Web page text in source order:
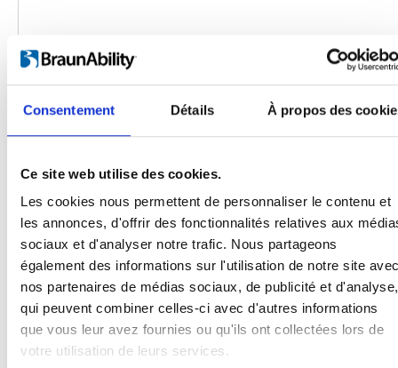
Consentement Détails À propos des
Ce site web utilise des cookies.
Les cookies nous permettent de personnaliser le contenu et
les annonces, d'offrir des fonctionnalités relatives aux
sociaux et d'analyser notre trafic. Nous partageons
également des informations sur l'utilisation de notre site
nos partenaires de médias sociaux, de publicité et d'analyse,
qui peuvent combiner celles-ci avec d'autres informations
que vous leur avez fournies ou qu'ils ont collectées lors de
votre utilisation de leurs services.
Produits
Carony
Turny Evo
Turny Low Vehicle
Chair Topper
Carospeed Classic